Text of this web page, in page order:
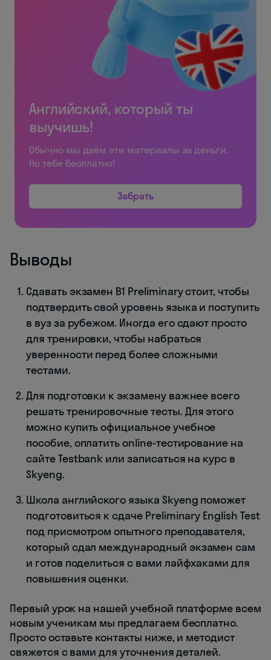
Английский, который ты
выучишь!
Обычно мы даём эти материалы за деньги.
Но тебе бесплатно!
Забрать
Выводы
Сдавать экзамен B1 Preliminary стоит, чтобы
подтвердить свой уровень языка и поступить
в вуз за рубежом. Иногда его сдают просто
для тренировки, чтобы набраться
уверенности перед более сложными
тестами.
Для подготовки к экзамену важнее всего
решать тренировочные тесты. Для этого
можно купить официальное учебное
пособие, оплатить online-тестирование на
сайте Testbank или записаться на курс в
Skyeng.
Школа английского языка Skyeng поможет
подготовиться к сдаче Preliminary English Test
под присмотром опытного преподавателя,
который сдал международный экзамен сам
и готов поделиться с вами лайфхаками для
повышения оценки.
Первый урок на нашей учебной платформе всем
новым ученикам мы предлагаем бесплатно.
Просто оставьте контакты ниже, и методист
свяжется с вами для уточнения деталей.